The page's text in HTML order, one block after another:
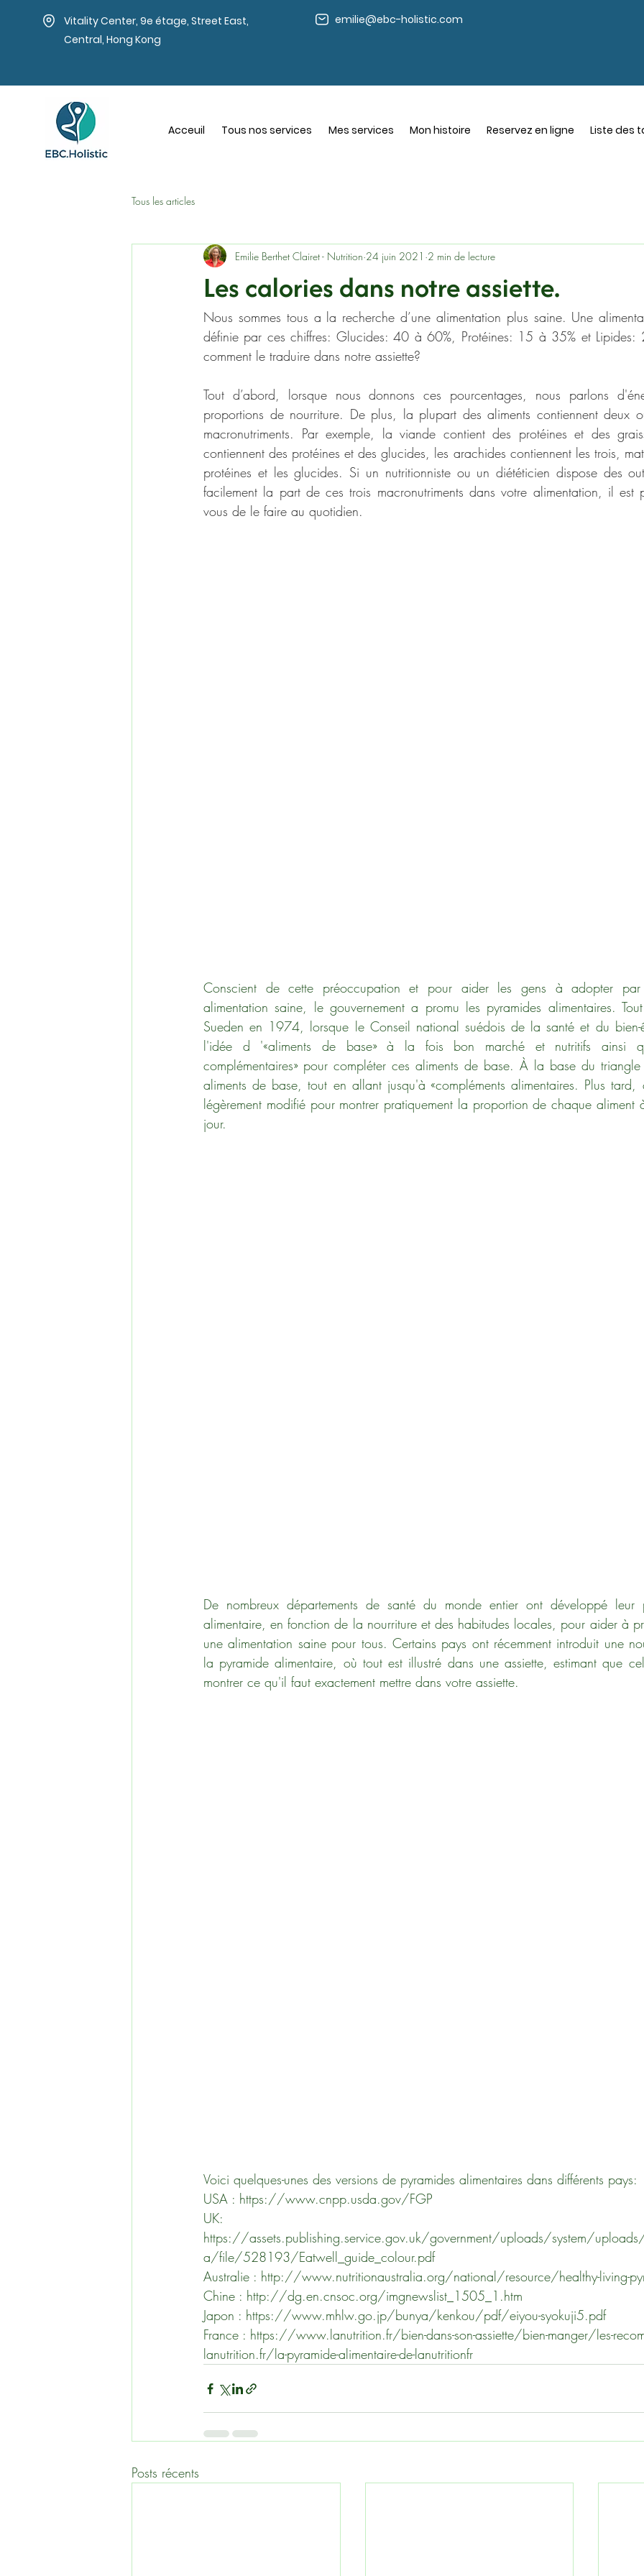
Vitality Center, 9e étage, Street East,
Central, Hong Kong
emilie@ebc-holistic.com
Acceuil Tous nos services Mes services Mon histoire Reservez en ligne Liste des
Tous les articles
Les calories dans notre assiette.
Emilie Berthet Clairet - Nutrition 24 juin 2021 2 min de lecture
Nous sommes tous a la recherche d’une alimentation plus saine. Une
définie par ces chiffres: Glucides: 40 à 60%, Protéines: 15 à 35% et
comment le traduire dans notre assiette?
Tout d’abord, lorsque nous donnons ces pourcentages, nous parlons
proportions de nourriture. De plus, la plupart des aliments contiennent deux
macronutriments. Par exemple, la viande contient des protéines et des
contiennent des protéines et des glucides, les arachides contiennent les trois,
protéines et les glucides. Si un nutritionniste ou un diététicien dispose des
facilement la part de ces trois macronutriments dans votre alimentation, il est
vous de le faire au quotidien.
Conscient de cette préoccupation et pour aider les gens à adopter par
alimentation saine, le gouvernement a promu les pyramides alimentaires.
Sueden en 1974, lorsque le Conseil national suédois de la santé et du bien-
l'idée d '«aliments de base» à la fois bon marché et nutritifs ainsi
complémentaires» pour compléter ces aliments de base. À la base du
aliments de base, tout en allant jusqu'à «compléments alimentaires. Plus
légèrement modifié pour montrer pratiquement la proportion de chaque aliment
jour.
De nombreux départements de santé du monde entier ont développé leur
alimentaire, en fonction de la nourriture et des habitudes locales, pour aider à
une alimentation saine pour tous. Certains pays ont récemment introduit une
la pyramide alimentaire, où tout est illustré dans une assiette, estimant que
montrer ce qu'il faut exactement mettre dans votre assiette.
Voici quelques-unes des versions de pyramides alimentaires dans différents pays:
USA : https://www.cnpp.usda.gov/FGP
UK:
https://assets.publishing.service.gov.uk/government/uploads/system/
a/file/528193/Eatwell_guide_colour.pdf
Australie : http://www.nutritionaustralia.org/national/resource/healthy-living-
Chine : http://dg.en.cnsoc.org/imgnewslist_1505_1.htm
Japon : https://www.mhlw.go.jp/bunya/kenkou/pdf/eiyou-syokuji5.pdf
France : https://www.lanutrition.fr/bien-dans-son-assiette/bien-manger/les-
lanutrition.fr/la-pyramide-alimentaire-de-lanutritionfr
Posts récents